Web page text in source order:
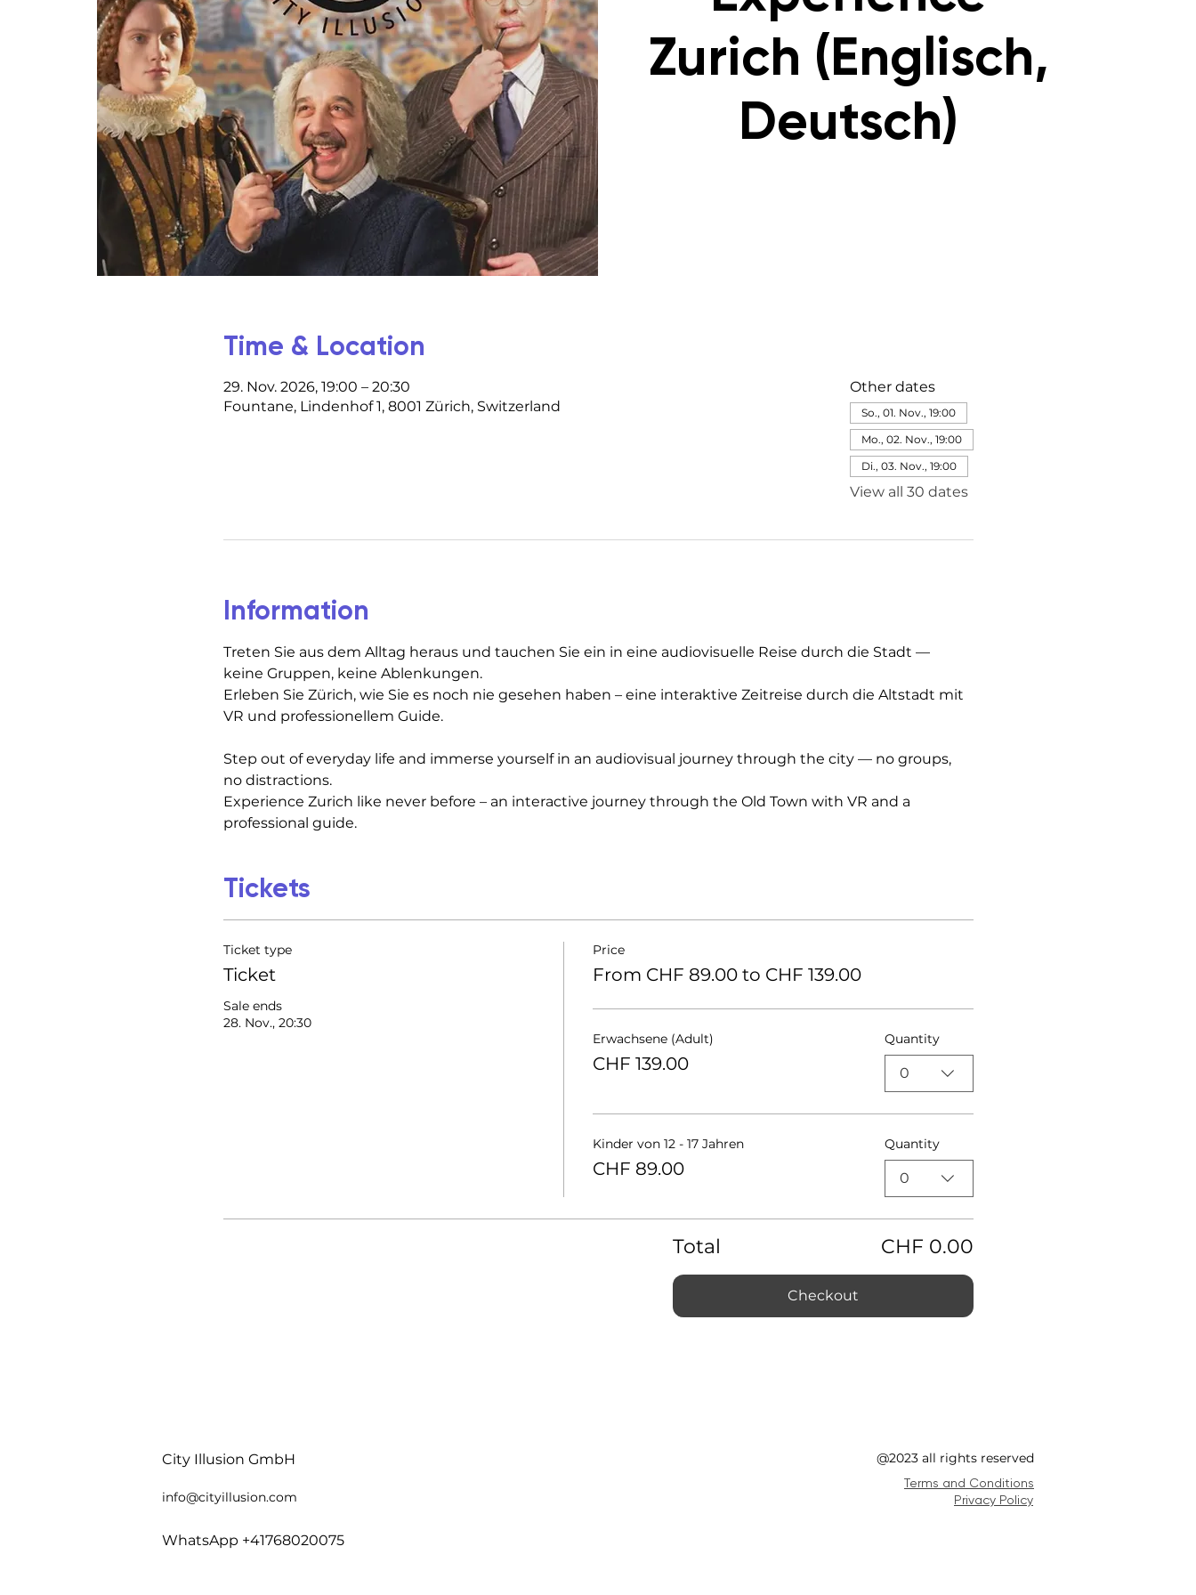
Zurich (Englisch,
Deutsch)
Time & Location
29. Nov. 2026, 19:00 – 20:30
Fountane, Lindenhof 1, 8001 Zürich, Switzerland
Other dates
So., 01. Nov., 19:00
Mo., 02. Nov., 19:00
Di., 03. Nov., 19:00
View all 30 dates
Information
Treten Sie aus dem Alltag heraus und tauchen Sie ein in eine audiovisuelle Reise durch die Stadt —
keine Gruppen, keine Ablenkungen.
Erleben Sie Zürich, wie Sie es noch nie gesehen haben – eine interaktive Zeitreise durch die Altstadt mit
VR und professionellem Guide.
Step out of everyday life and immerse yourself in an audiovisual journey through the city — no groups,
no distractions.
Experience Zurich like never before – an interactive journey through the Old Town with VR and a
professional guide.
Tickets
Ticket type
Ticket
Sale ends
28. Nov., 20:30
Price
From CHF 89.00 to CHF 139.00
Erwachsene (Adult)
CHF 139.00
Quantity
0
Kinder von 12 - 17 Jahren
CHF 89.00
Quantity
0
Total CHF 0.00
Checkout
City Illusion GmbH
info@cityillusion.com
WhatsApp +41768020075
@2023 all rights reserved
Terms and Conditions
Privacy Policy